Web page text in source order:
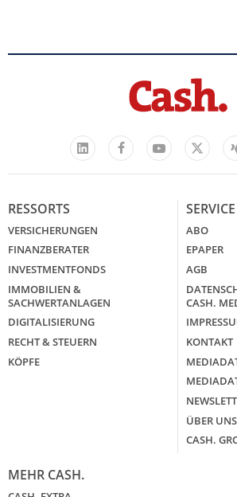
LinkedIn
FacebookYouTube
X
RESSORTS
VERSICHERUNGEN
FINANZBERATER
INVESTMENTFONDS
IMMOBILIEN &
SACHWERTANLAGEN
DIGITALISIERUNG
RECHT & STEUERN
KÖPFE
SERVICE
ABO
EPAPER
AGB
CASH.
KONTAKT
ÜBER UNS
CASH.
MEHR CASH.